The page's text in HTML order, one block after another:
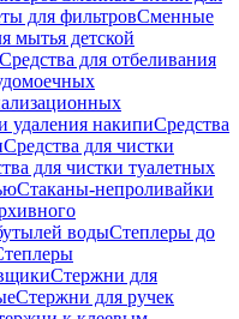
для фильтровСменные
мытья детской
Средства для отбеливания
удаления накипиСредства
Средства для чистки
для чистки туалетных
Стаканы-непроливайки
водыСтеплеры до
Стержни для
Стержни для ручек